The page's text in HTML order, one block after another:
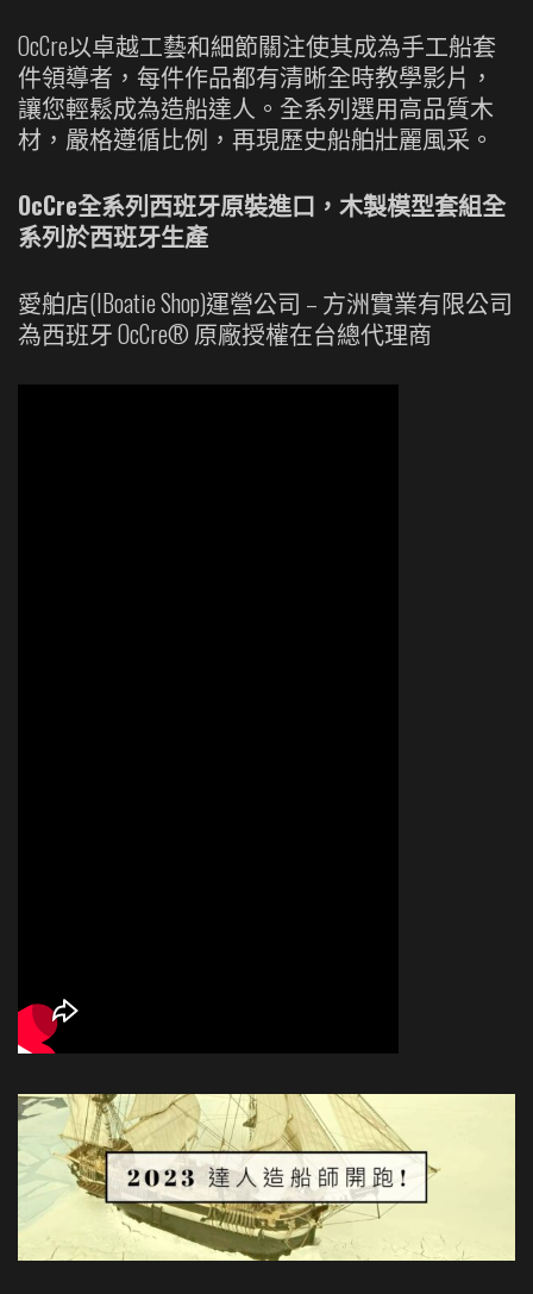
OcCre以卓越工藝和細節關注使其成為手工船套
件領導者，每件作品都有清晰全時教學影片，
讓您輕鬆成為造船達人。全系列選用高品質木
材，嚴格遵循比例，再現歷史船舶壯麗風采。
OcCre全系列西班牙原裝進口，木製模型套組全
系列於西班牙生產
愛舶店(IBoatie Shop)運營公司 – 方洲實業有限公司
為西班牙 OcCre® 原廠授權在台總代理商